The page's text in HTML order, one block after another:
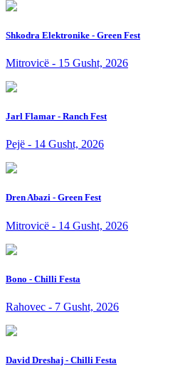
Shkodra Elektronike - Green Fest
Mitrovicë - 15 Gusht, 2026
Jarl Flamar - Ranch Fest
Pejë - 14 Gusht, 2026
Dren Abazi - Green Fest
Mitrovicë - 14 Gusht, 2026
Bono - Chilli Festa
Rahovec - 7 Gusht, 2026
David Dreshaj - Chilli Festa